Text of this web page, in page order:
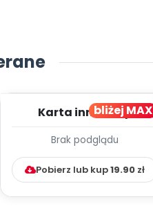
bliżej MAX
Karta innowacji
Kumpelkowo
Brak podglądu
Pobierz lub kup19.90 zł